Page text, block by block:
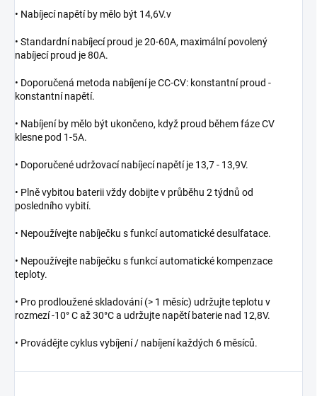
• Nabíjecí napětí by mělo být 14,6V.v
• Standardní nabíjecí proud je 20-60A, maximální povolený
nabíjecí proud je 80A.
• Doporučená metoda nabíjení je CC-CV: konstantní proud -
konstantní napětí.
• Nabíjení by mělo být ukončeno, když proud během fáze CV
klesne pod 1-5A.
• Doporučené udržovací nabíjecí napětí je 13,7 - 13,9V.
• Plně vybitou baterii vždy dobijte v průběhu 2 týdnů od
posledního vybití.
• Nepoužívejte nabíječku s funkcí automatické desulfatace.
• Nepoužívejte nabíječku s funkcí automatické kompenzace
teploty.
• Pro prodloužené skladování (> 1 měsíc) udržujte teplotu v
rozmezí -10° C až 30°C a udržujte napětí baterie nad 12,8V.
• Provádějte cyklus vybíjení / nabíjení každých 6 měsíců.